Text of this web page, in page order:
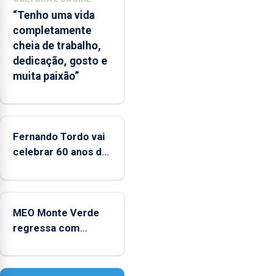
balnear
“Tenho uma vida
completamente
cheia de trabalho,
dedicação, gosto e
muita paixão”
Fernando Tordo vai
celebrar 60 anos de
Micaelense
MEO Monte Verde
regressa com
acessibilidade